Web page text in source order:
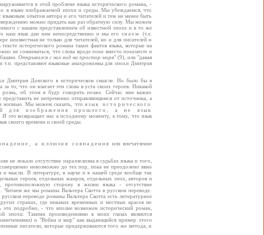
в этой проблеме языка исторического романа, -
в языке изображаемой эпохи и среды. Мы убеждаемся, что
опытом автора и его читателей и тем не менее быть
можно придать как раз обратную силу. Мы можем
с нашим представлением об известной эпохе и в то же
наш язык дан нам непосредственно и мы его знаем
(т.е.
неизвестная не только для читателей, но и для писателей и
исторического романа таких фактов языка, которые на
не сомневаться, что слова вроде пока вместо покамест и
Открывался с них вид на простор моря" (9), или "давая
представляют языковые анахронизмы для эпохи Дмитрия
Дмитрия Донского в историческом смысле. Но было бы в
то, что он влагает эти слова в уста своих героев. Никакой
об этом я буду говорить позже. Сейчас мне важно
не непременно отправляющимся от источника, а
жизнью. Мы можем сказать, что язык исторического
для изображения прошлого, а не язык
. И это возвращает нас к исходному моменту, к тому, что язык
своего времени и своей среды.
а иллюзия совпадения или впечатление
не лежало отсутствие параллелизма в судьбах языка и того,
невозможно до тех пор, пока не преодолено явно
и мысли. В литературе, в науке и в нашей среде вообще так
героев, отдельных жанров, отдельных эпох, авторов и
противоположную сторону в жизни языка - отсутствие
же мы романы Вальтера Скотта в русском переводе.
переводе романы Вальтера Скотта есть литературное
странах, где никаких временных и местных красок не
подробно, - что вполне возможен исторический роман,
эпохи. Такими произведениями в моих глазах являются
и "Война и мир" как выдающийся пример этого
писатели, которые придерживаются того же метода, и